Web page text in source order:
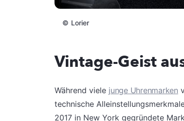
© Lorier
Vintage-Geist
Während viele junge Uhrenmarken
technische
2017 in New York gegründete